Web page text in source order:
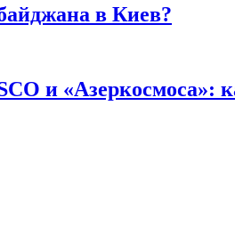
в Киев?
и «Азеркосмоса»: